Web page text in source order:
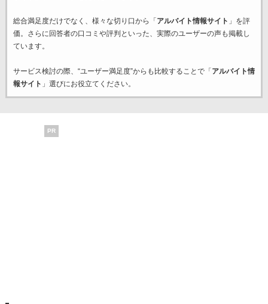
総合満足度だけでなく、様々な切り口から「 アルバイト情報サイト 」を評
価。さらに回答者の口コミや評判といった、実際のユーザーの声も掲載し
ています。
サービス検討の際、“ユーザー満足度”からも比較することで「 アルバイト情
報サイト 」選びにお役立てください。
PR